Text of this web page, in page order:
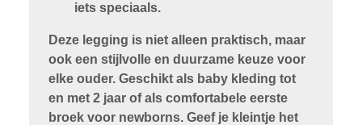
iets speciaals.
Deze legging is niet alleen praktisch, maar
ook een stijlvolle en duurzame keuze voor
elke ouder. Geschikt als baby kleding tot
en met 2 jaar of als comfortabele eerste
broek voor newborns. Geef je kleintje het